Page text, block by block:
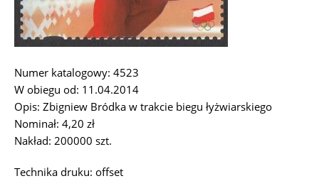
Numer katalogowy: 4523
W obiegu od: 11.04.2014
Opis: Zbigniew Bródka w trakcie biegu łyżwiarskiego
Nominał: 4,20 zł
Nakład: 200000 szt.
Technika druku: offset